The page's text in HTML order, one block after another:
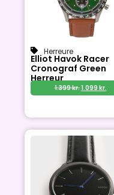
Herreure
Elliot Havok Racer
Cronograf Green
Herreur
1.399kr.1.099 kr.